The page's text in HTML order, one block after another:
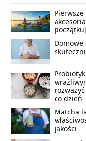
Pierwsze
Domowe
co dzień
Matcha
jakości